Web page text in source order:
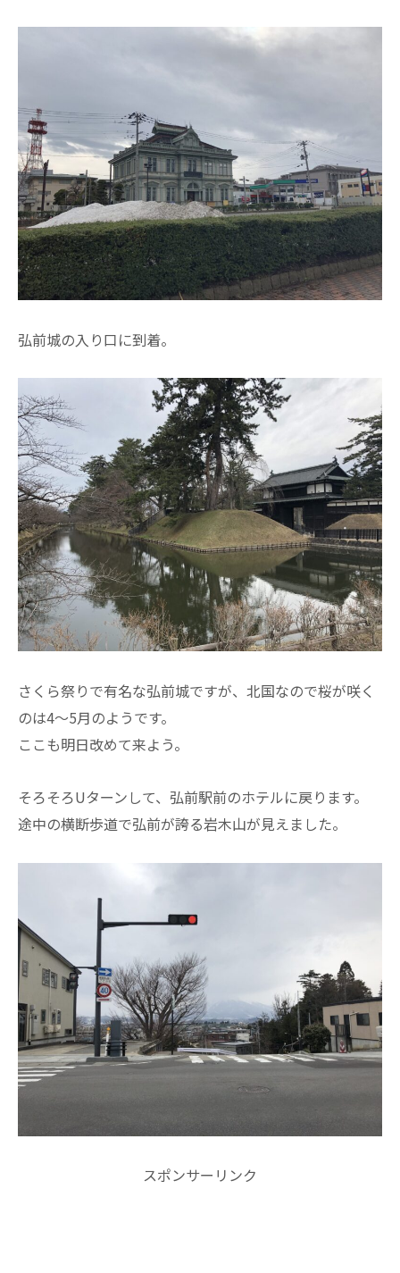
弘前城の入り口に到着。
さくら祭りで有名な弘前城ですが、北国なので桜が咲く
のは4～5月のようです。
ここも明日改めて来よう。
そろそろUターンして、弘前駅前のホテルに戻ります。
途中の横断歩道で弘前が誇る岩木山が見えました。
スポンサーリンク